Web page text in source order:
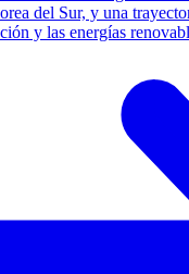
del Sur, y una
y las energías